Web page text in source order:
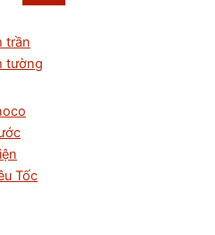
trần
tường
Tốc